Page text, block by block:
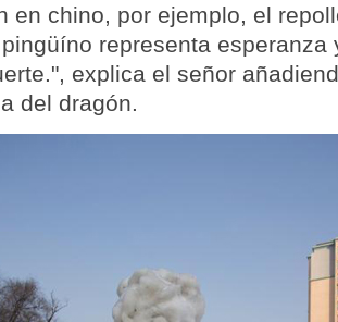
en chino, por ejemplo, el
representa esperanza
explica el señor
del dragón.